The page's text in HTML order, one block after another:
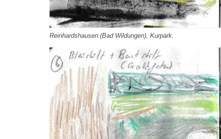
Reinhardshausen (Bad Wildungen), Kurpark.